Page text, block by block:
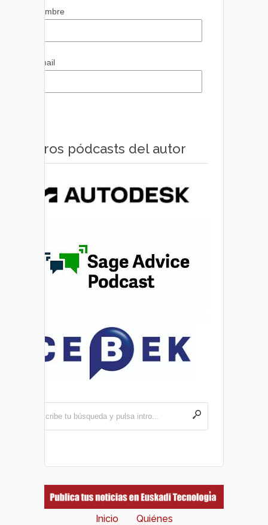
Nombre
Email
Otros pódcasts del autor
Inicio Quiénes